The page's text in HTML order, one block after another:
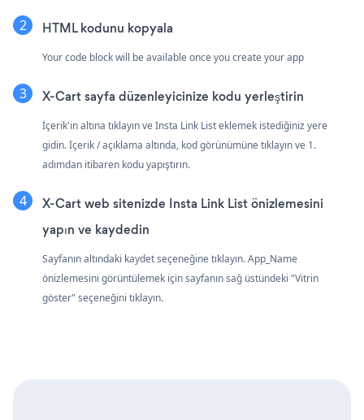
HTML kodunu kopyala
Your code block will be available once you create your app
X-Cart sayfa düzenleyicinize kodu yerleştirin
İçerik'in altına tıklayın ve Insta Link List eklemek istediğiniz yere
gidin. İçerik / açıklama altında, kod görünümüne tıklayın ve 1.
adımdan itibaren kodu yapıştırın.
X-Cart web sitenizde Insta Link List önizlemesini
yapın ve kaydedin
Sayfanın altındaki kaydet seçeneğine tıklayın. App_Name
önizlemesini görüntülemek için sayfanın sağ üstündeki "Vitrin
göster" seçeneğini tıklayın.